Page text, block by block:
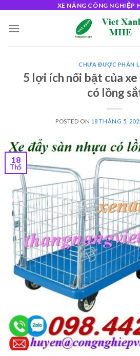
content
XE NÂNG CÔNG NGHIỆP
CHƯA ĐƯỢC PHÂN
5 lợi ích nổi bật của xe
có lồng
POSTED ON 18 THÁNG 5,
18
Th5